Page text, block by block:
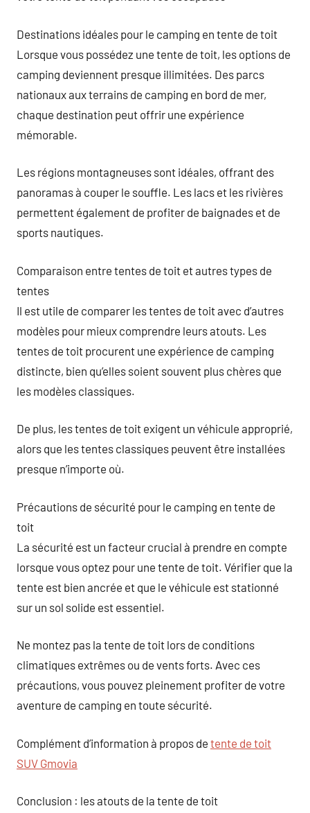
Destinations idéales pour le camping en tente de toit
Lorsque vous possédez une tente de toit, les options de
camping deviennent presque illimitées. Des parcs
nationaux aux terrains de camping en bord de mer,
chaque destination peut offrir une expérience
mémorable.
Les régions montagneuses sont idéales, offrant des
panoramas à couper le souffle. Les lacs et les rivières
permettent également de profiter de baignades et de
sports nautiques.
Comparaison entre tentes de toit et autres types de
tentes
Il est utile de comparer les tentes de toit avec d’autres
modèles pour mieux comprendre leurs atouts. Les
tentes de toit procurent une expérience de camping
distincte, bien qu’elles soient souvent plus chères que
les modèles classiques.
De plus, les tentes de toit exigent un véhicule approprié,
alors que les tentes classiques peuvent être installées
presque n’importe où.
Précautions de sécurité pour le camping en tente de
toit
La sécurité est un facteur crucial à prendre en compte
lorsque vous optez pour une tente de toit. Vérifier que la
tente est bien ancrée et que le véhicule est stationné
sur un sol solide est essentiel.
Ne montez pas la tente de toit lors de conditions
climatiques extrêmes ou de vents forts. Avec ces
précautions, vous pouvez pleinement profiter de votre
aventure de camping en toute sécurité.
Complément d’information à propos de tente de toit
SUV Gmovia
Conclusion : les atouts de la tente de toit